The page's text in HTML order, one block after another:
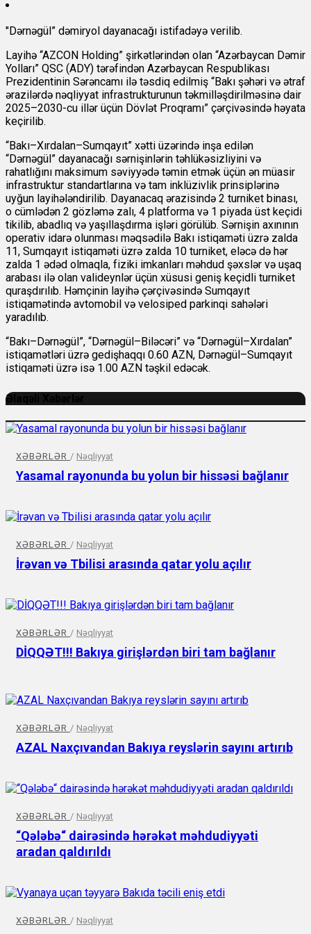
"Dərnəgül” dəmiryol dayanacağı istifadəyə verilib.
Layihə “AZCON Holding” şirkətlərindən olan “Azərbaycan Dəmir
Yolları” QSC (ADY) tərəfindən Azərbaycan Respublikası
Prezidentinin Sərəncamı ilə təsdiq edilmiş “Bakı şəhəri və ətraf
ərazilərdə nəqliyyat infrastrukturunun təkmilləşdirilməsinə dair
2025–2030-cu illər üçün Dövlət Proqramı” çərçivəsində həyata
keçirilib.
“Bakı–Xırdalan–Sumqayıt” xətti üzərində inşa edilən
“Dərnəgül” dayanacağı sərnişinlərin təhlükəsizliyini və
rahatlığını maksimum səviyyədə təmin etmək üçün ən müasir
infrastruktur standartlarına və tam inklüzivlik prinsiplərinə
uyğun layihələndirilib. Dayanacaq ərazisində 2 turniket binası,
o cümlədən 2 gözləmə zalı, 4 platforma və 1 piyada üst keçidi
tikilib, abadlıq və yaşıllaşdırma işləri görülüb. Sərnişin axınının
operativ idarə olunması məqsədilə Bakı istiqaməti üzrə zalda
11, Sumqayıt istiqaməti üzrə zalda 10 turniket, eləcə də hər
zalda 1 ədəd olmaqla, fiziki imkanları məhdud şəxslər və uşaq
arabası ilə olan valideynlər üçün xüsusi geniş keçidli turniket
quraşdırılıb. Həmçinin layihə çərçivəsində Sumqayıt
istiqamətində avtomobil və velosiped parkinqi sahələri
yaradılıb.
“Bakı–Dərnəgül”, “Dərnəgül–Biləcəri” və “Dərnəgül–Xırdalan”
istiqamətləri üzrə gedişhaqqı 0.60 AZN, Dərnəgül–Sumqayıt
istiqaməti üzrə isə 1.00 AZN təşkil edəcək.
Əlaqəli Xəbərlər
XƏBƏRLƏR / Nəqliyyat
Yasamal rayonunda bu yolun bir hissəsi bağlanır
XƏBƏRLƏR / Nəqliyyat
İrəvan və Tbilisi arasında qatar yolu açılır
XƏBƏRLƏR / Nəqliyyat
DİQQƏT!!! Bakıya girişlərdən biri tam bağlanır
XƏBƏRLƏR / Nəqliyyat
AZAL Naxçıvandan Bakıya reyslərin sayını artırıb
XƏBƏRLƏR / Nəqliyyat
“Qələbə“ dairəsində hərəkət məhdudiyyəti
aradan qaldırıldı
XƏBƏRLƏR / Nəqliyyat